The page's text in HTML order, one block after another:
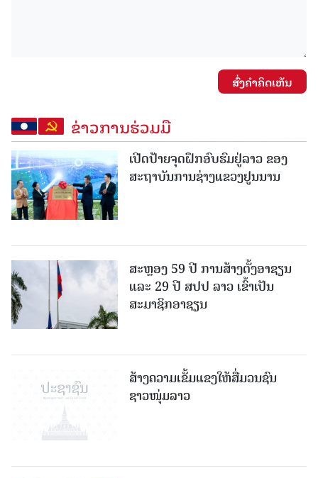
ສົ່ງຄໍາຄິດເຫັນ
ຂ່າວການຮ່ວມມື
ເປີດປ້າຍຈຸດຝຶກອົບຮົມຢູ່ລາວ ຂອງ
ສະຖາບັນການຊ່າງແຂວງຢູນນານ
ສະຫຼອງ 59 ປີ ການສ້າງຕັ້ງອາຊຽນ
ແລະ 29 ປີ ສປປ ລາວ ເຂົ້າເປັນ
ສະມາຊິກອາຊຽນ
ສ້າງຄວາມເຂັ້ມແຂງໃຫ້ສື່ມວນຊົນ
ຊາວໜຸ່ມລາວ